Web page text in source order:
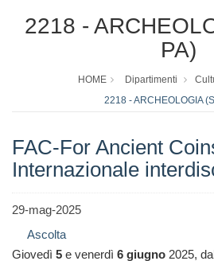
2218 -
PA)
HOME Dipartimenti
2218 - ARCHEOLOGIA
FAC-For Ancient
Internazionale
29-mag-2025
Ascolta
Giovedì 5 e venerdì 6 giugno 2025,